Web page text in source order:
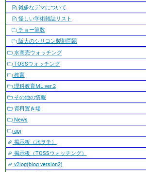
雑多なデマについて
怪しい学術雑誌リスト
チョー算数
阪大のシリコン製剤問題
水商売ウォッチング
TOSSウォッチング
教育
理科教育ML ver.2
その他の情報
資料置き場
News
apj
掲示板（水ヲチ）
掲示板（TOSSウォッチング）
v2log(blog version2)